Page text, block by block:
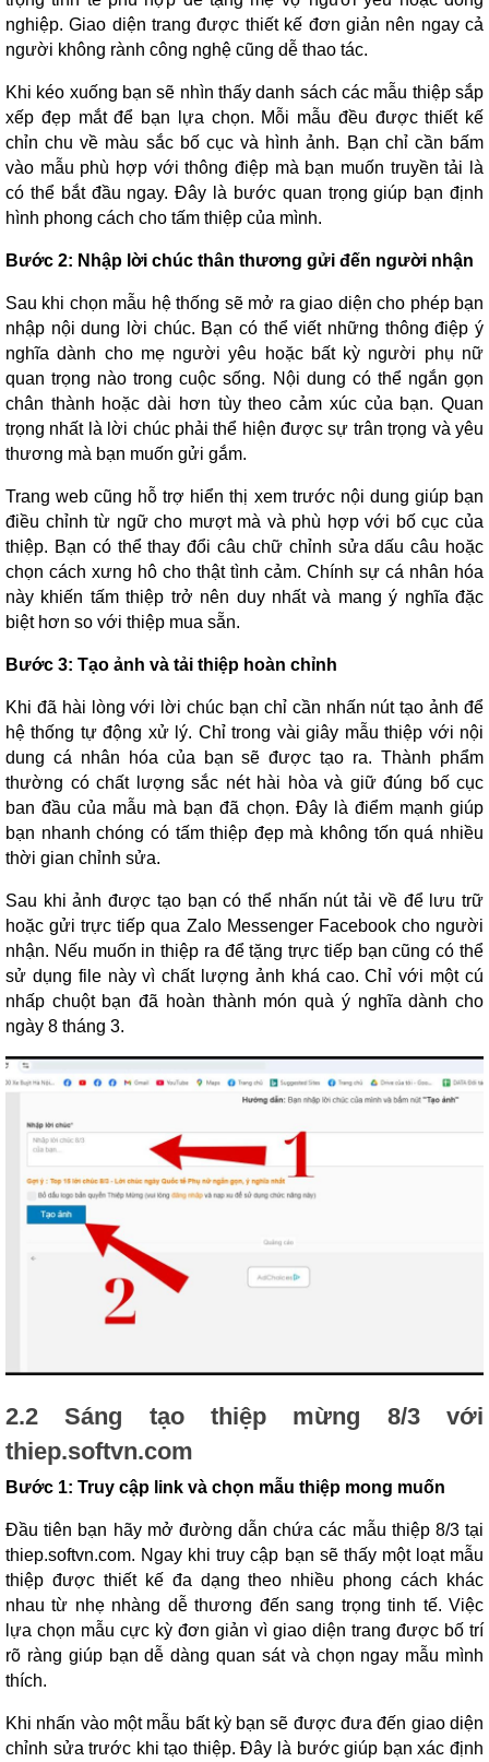
nghiệp. Giao diện trang được thiết kế đơn giản nên ngay cả
người không rành công nghệ cũng dễ thao tác.
Khi kéo xuống bạn sẽ nhìn thấy danh sách các mẫu thiệp sắp
xếp đẹp mắt để bạn lựa chọn. Mỗi mẫu đều được thiết kế
chỉn chu về màu sắc bố cục và hình ảnh. Bạn chỉ cần bấm
vào mẫu phù hợp với thông điệp mà bạn muốn truyền tải là
có thể bắt đầu ngay. Đây là bước quan trọng giúp bạn định
hình phong cách cho tấm thiệp của mình.
Bước 2: Nhập lời chúc thân thương gửi đến người nhận
Sau khi chọn mẫu hệ thống sẽ mở ra giao diện cho phép bạn
nhập nội dung lời chúc. Bạn có thể viết những thông điệp ý
nghĩa dành cho mẹ người yêu hoặc bất kỳ người phụ nữ
quan trọng nào trong cuộc sống. Nội dung có thể ngắn gọn
chân thành hoặc dài hơn tùy theo cảm xúc của bạn. Quan
trọng nhất là lời chúc phải thể hiện được sự trân trọng và yêu
thương mà bạn muốn gửi gắm.
Trang web cũng hỗ trợ hiển thị xem trước nội dung giúp bạn
điều chỉnh từ ngữ cho mượt mà và phù hợp với bố cục của
thiệp. Bạn có thể thay đổi câu chữ chỉnh sửa dấu câu hoặc
chọn cách xưng hô cho thật tình cảm. Chính sự cá nhân hóa
này khiến tấm thiệp trở nên duy nhất và mang ý nghĩa đặc
biệt hơn so với thiệp mua sẵn.
Bước 3: Tạo ảnh và tải thiệp hoàn chỉnh
Khi đã hài lòng với lời chúc bạn chỉ cần nhấn nút tạo ảnh để
hệ thống tự động xử lý. Chỉ trong vài giây mẫu thiệp với nội
dung cá nhân hóa của bạn sẽ được tạo ra. Thành phẩm
thường có chất lượng sắc nét hài hòa và giữ đúng bố cục
ban đầu của mẫu mà bạn đã chọn. Đây là điểm mạnh giúp
bạn nhanh chóng có tấm thiệp đẹp mà không tốn quá nhiều
thời gian chỉnh sửa.
Sau khi ảnh được tạo bạn có thể nhấn nút tải về để lưu trữ
hoặc gửi trực tiếp qua Zalo Messenger Facebook cho người
nhận. Nếu muốn in thiệp ra để tặng trực tiếp bạn cũng có thể
sử dụng file này vì chất lượng ảnh khá cao. Chỉ với một cú
nhấp chuột bạn đã hoàn thành món quà ý nghĩa dành cho
ngày 8 tháng 3.
2.2 Sáng tạo thiệp mừng 8/3 với
thiep.softvn.com
Bước 1: Truy cập link và chọn mẫu thiệp mong muốn
Đầu tiên bạn hãy mở đường dẫn chứa các mẫu thiệp 8/3 tại
thiep.softvn.com. Ngay khi truy cập bạn sẽ thấy một loạt mẫu
thiệp được thiết kế đa dạng theo nhiều phong cách khác
nhau từ nhẹ nhàng dễ thương đến sang trọng tinh tế. Việc
lựa chọn mẫu cực kỳ đơn giản vì giao diện trang được bố trí
rõ ràng giúp bạn dễ dàng quan sát và chọn ngay mẫu mình
thích.
Khi nhấn vào một mẫu bất kỳ bạn sẽ được đưa đến giao diện
chỉnh sửa trước khi tạo thiệp. Đây là bước giúp bạn xác định